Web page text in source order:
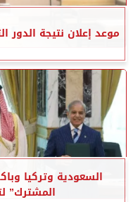
موعد إعلان نتيجة الدور
السعودية وتركيا
المشترك”